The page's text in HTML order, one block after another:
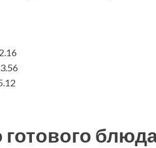
2.16
3.56